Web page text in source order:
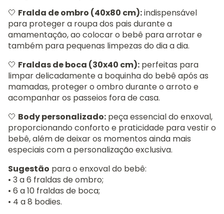
🤍 Fralda de ombro (40x80 cm):indispensável
para proteger a roupa dos pais durante a
amamentação, ao colocar o bebê para arrotar e
também para pequenas limpezas do dia a dia.
🤍 Fraldas de boca (30x40 cm): perfeitas para
limpar delicadamente a boquinha do bebê após as
mamadas, proteger o ombro durante o arroto e
acompanhar os passeios fora de casa.
🤍 Body personalizado: peça essencial do enxoval,
proporcionando conforto e praticidade para vestir o
bebê, além de deixar os momentos ainda mais
especiais com a personalização exclusiva.
Sugestão para o enxoval do bebê:
• 3 a 6 fraldas de ombro;
• 6 a 10 fraldas de boca;
• 4 a 8 bodies.